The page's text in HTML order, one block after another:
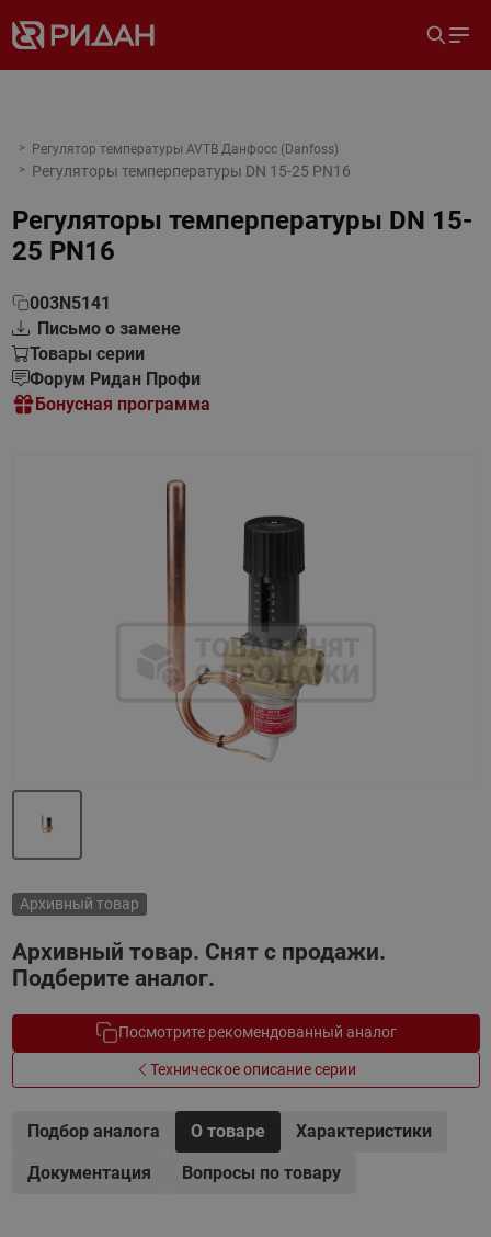
Регулятор температуры AVTB Данфосс (Danfoss)
Регуляторы темперпературы DN 15-25 PN16
Регуляторы темперпературы DN 15-
25 PN16
003N5141
Письмо о замене
Товары серии
Форум Ридан Профи
Бонусная программа
Архивный товар
Архивный товар. Снят с продажи.
Подберите аналог.
Посмотрите рекомендованный аналог
Техническое описание серии
Подбор аналога О товаре
Характеристики
Документация
Вопросы по товару